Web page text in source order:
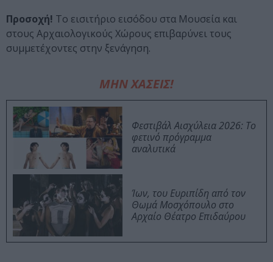
Προσοχή! Το εισιτήριο εισόδου στα Μουσεία και
στους Αρχαιολογικούς Χώρους επιβαρύνει τους
συμμετέχοντες στην ξενάγηση.
ΜΗΝ ΧΑΣΕΙΣ!
Φεστιβάλ Αισχύλεια 2026: Το
φετινό πρόγραμμα
αναλυτικά
Ίων, του Ευριπίδη από τον
Θωμά Μοσχόπουλο στο
Αρχαίο Θέατρο Επιδαύρου